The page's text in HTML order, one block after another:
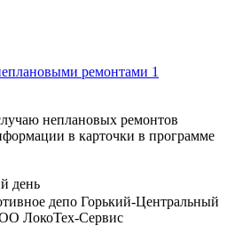
ремонтами 1
неплановых ремонтов
в карточки в программе
день
депо Горький-Центральный
ЛокоТех-Сервис